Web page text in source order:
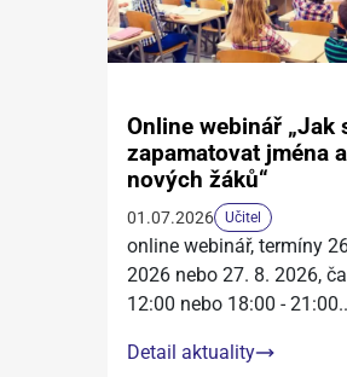
Online webinář „Jak
zapamatovat jména
nových žáků“
01.07.2026 Učitel
online webinář, termíny
2026 nebo 27. 8. 2026,
12:00 nebo 18:00 - 21:00
Detail aktuality